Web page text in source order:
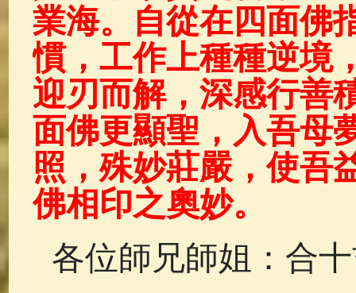
業海。自從在四面佛
慣，工作上種種逆境
迎刃而解，深感行善
面佛更顯聖，入吾母
照，殊妙莊嚴，使吾
佛相印之奧妙。
各位師兄師姐：合